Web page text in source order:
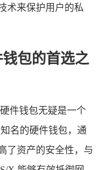
术来保护用户的私
包的首选之
件钱包无疑是一个
名的硬件钱包，通
了资产的安全性，与